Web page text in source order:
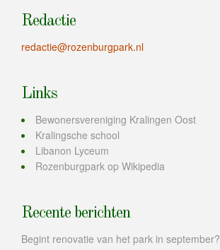
Redactie
redactie@rozenburgpark.nl
Links
Bewonersvereniging Kralingen Oost
Kralingsche school
Libanon Lyceum
Rozenburgpark op Wikipedia
Recente berichten
Begint renovatie van het park in september?